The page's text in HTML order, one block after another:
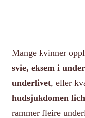
Mange kvinner
svie, eksem i
underlivet, eller
hudsjukdomen
rammer fleire